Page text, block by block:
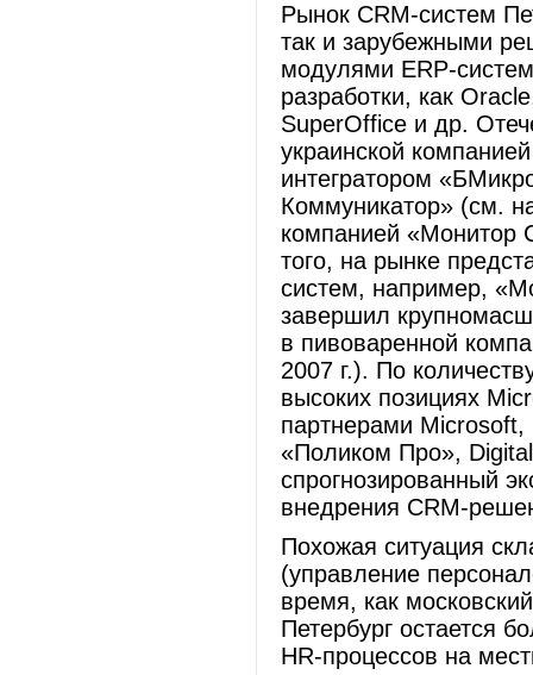
Рынок CRM-систем
так и зарубежными
модулями ERP-
разработки, как
SuperOffice и др.
украинской
интегратором
Коммуникатор» (см.
компанией «Монитор
того, на рынке
систем, например,
завершил
в пивоваренной
2007 г.). По
высоких позициях
партнерами Microsoft,
«Поликом Про»,
спрогнозированный
внедрения CRM-
Похожая ситуация
(управление
время, как
Петербург остается
HR-процессов на